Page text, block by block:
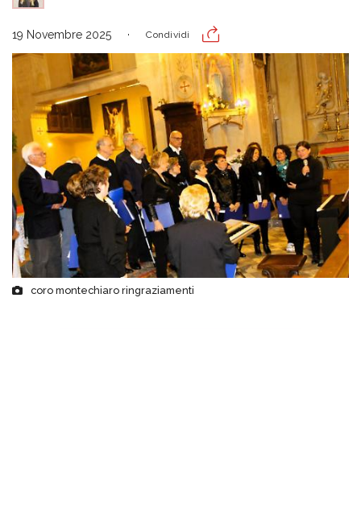
19 Novembre 2025 Condividi
coro montechiaro ringraziamenti